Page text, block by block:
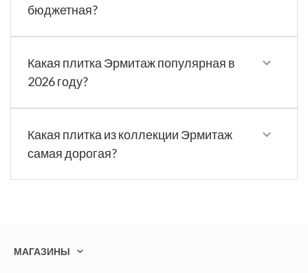
бюджетная?
Какая плитка Эрмитаж популярная в
2026 году?
Какая плитка из коллекции Эрмитаж
самая дорогая?
МАГАЗИНЫ